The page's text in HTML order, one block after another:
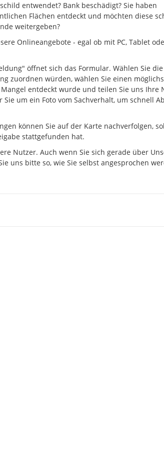
entwendet? Bank beschädigt? Sie haben
Flächen entdeckt und möchten diese
weitergeben?
Onlineangebote - egal ob mit PC, Tablet
öffnet sich das Formular. Wählen Sie
zuordnen würden, wählen Sie einen
entdeckt wurde und teilen Sie uns Ihre
um ein Foto vom Sachverhalt, um schnell
können Sie auf der Karte nachverfolgen,
stattgefunden hat.
Nutzer. Auch wenn Sie sich gerade über
uns bitte so, wie Sie selbst angesprochen